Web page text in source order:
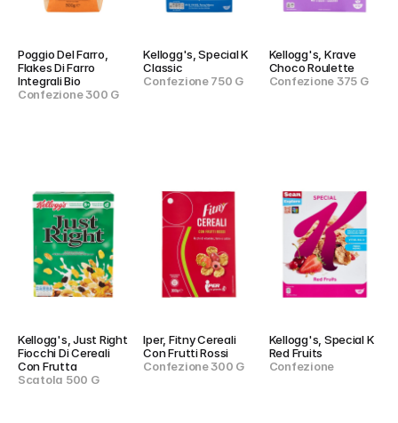
Poggio Del Farro,
Flakes Di Farro
Integrali Bio
Confezione 300 G
Kellogg's, Special K
Classic
Confezione 750 G
Kellogg's, Krave
Choco Roulette
Confezione 375 G
Kellogg's, Just Right
Fiocchi Di Cereali
Con Frutta
Scatola 500 G
Iper, Fitny Cereali
Con Frutti Rossi
Confezione 300 G
Kellogg's, Special K
Red Fruits
Confezione